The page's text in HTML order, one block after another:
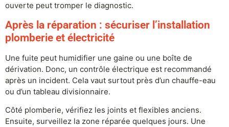
ouverte peut tromper le diagnostic.
Après la réparation : sécuriser l’installation
plomberie et électricité
Une fuite peut humidifier une gaine ou une boîte de
dérivation. Donc, un contrôle électrique est recommandé
après un incident. Cela vaut surtout près d’un chauffe-eau
ou d’un tableau divisionnaire.
Côté plomberie, vérifiez les joints et flexibles anciens.
Ensuite, surveillez la zone réparée quelques jours. Une